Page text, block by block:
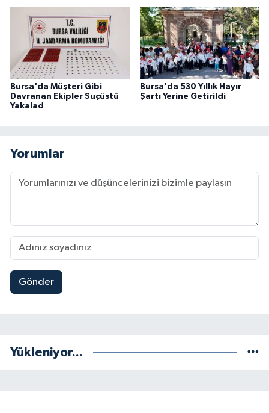
Bursa'da Müşteri Gibi
Davranan Ekipler Suçüstü
Yakalad
Bursa'da 530 Yıllık Hayır
Şartı Yerine Getirildi
Yorumlar
Gönder
Yükleniyor...